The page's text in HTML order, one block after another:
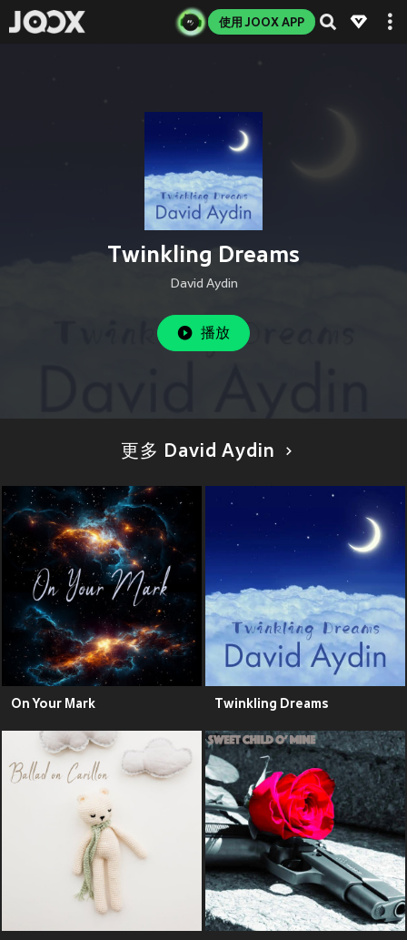
使用 JOOX APP
Twinkling Dreams
David Aydin
播放
更多 David Aydin
On Your Mark Twinkling Dreams